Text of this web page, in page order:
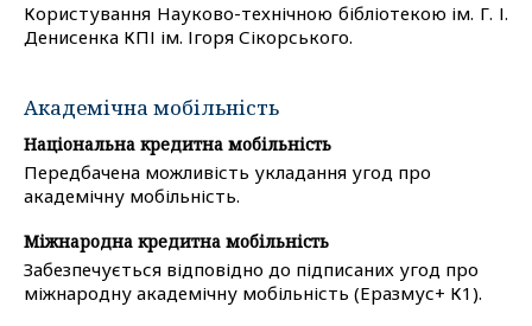
Користування Науково-технічною бібліотекою ім. Г. І.
Денисенка КПІ ім. Ігоря Сікорського.
Академічна мобільність
Національна кредитна мобільність
Передбачена можливість укладання угод про
академічну мобільність.
Міжнародна кредитна мобільність
Забезпечується відповідно до підписаних угод про
міжнародну академічну мобільність (Еразмус+ К1).